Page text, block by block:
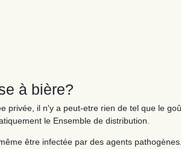
à bière?
privée, il n'y a peut-etre rien de tel que le
le Ensemble de distribution.
être infectée par des agents